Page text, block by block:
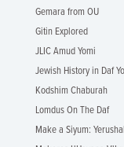
Gemara from OU
Gitin Explored
JLIC Amud Yomi
Jewish History in Daf
Kodshim Chaburah
Lomdus On The Daf
Make a Siyum: